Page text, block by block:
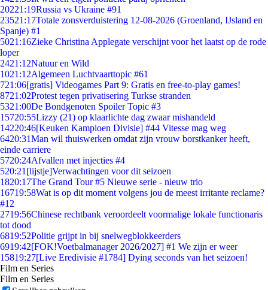
20221:19Russia vs Ukraine #91
23521:17Totale zonsverduistering 12-08-2026 (Groenland, IJsland en
Spanje) #1
5021:16Zieke Christina Applegate verschijnt voor het laatst op de rode
loper
2421:12Natuur en Wild
1021:12Algemeen Luchtvaarttopic #61
721:06[gratis] Videogames Part 9: Gratis en free-to-play games!
8721:02Protest tegen privatisering Turkse stranden
5321:00De Bondgenoten Spoiler Topic #3
15720:55Lizzy (21) op klaarlichte dag zwaar mishandeld
14220:46[Keuken Kampioen Divisie] #44 Vitesse mag weg
6420:31Man wil thuiswerken omdat zijn vrouw borstkanker heeft,
einde carriere
5720:24Afvallen met injecties #4
520:21 [lijstje]Verwachtingen voor dit seizoen
1820:17The Grand Tour #5 Nieuwe serie - nieuw trio
16719:58Wat is op dit moment volgens jou de meest irritante reclame?
#12
2719:56Chinese rechtbank veroordeelt voormalige lokale functionaris
tot dood
6819:52Politie grijpt in bij snelwegblokkeerders
6919:42[FOK!Voetbalmanager 2026/2027] #1 We zijn er weer
15819:27[Live Eredivisie #1784] Dying seconds van het seizoen!
Film en Series
Film en Series